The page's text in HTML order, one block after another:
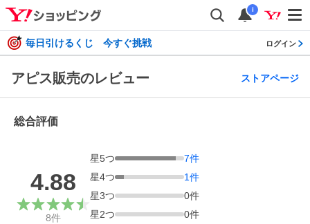
i
毎日引けるくじ 今すぐ挑戦 ログイン
アピス販売のレビュー ストアページ
総合評価
4.88
8件
星5つ 7件
星4つ 1件
星3つ 0件
星2つ 0件